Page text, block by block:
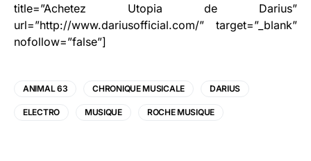
title=”Achetez Utopia de Darius”
url=”http://www.dariusofficial.com/” target=”_blank”
nofollow=”false”]
ANIMAL 63 CHRONIQUE MUSICALE DARIUS
ELECTRO MUSIQUE ROCHE MUSIQUE